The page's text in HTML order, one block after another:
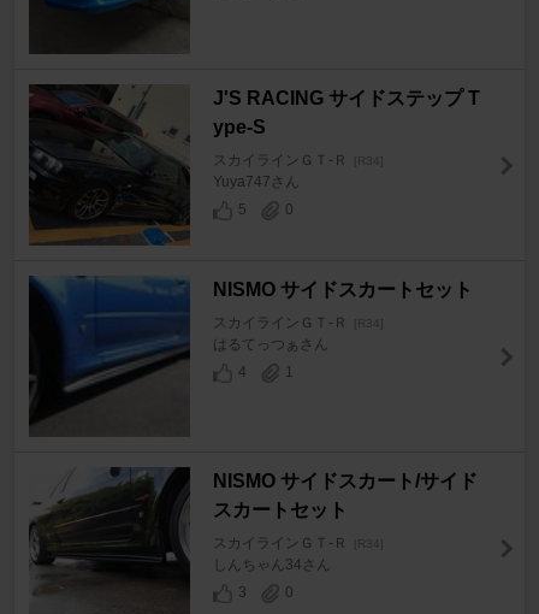
J'S RACING サイドステップ T
ype-S
スカイラインＧＴ‐Ｒ [R34]
Yuya747さん
5
0
NISMO サイドスカートセット
スカイラインＧＴ‐Ｒ [R34]
はるてっつぁさん
4
1
NISMO サイドスカート/サイド
スカートセット
スカイラインＧＴ‐Ｒ [R34]
しんちゃん34さん
3
0